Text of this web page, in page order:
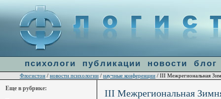
: file_get_contents(http://ulogin.ru/token.php?token=&host=flogiston.ru) [
III Межрегиональная
психологи публикации новости блог
Флогистон / новости психологии / научные конференции / III Межрегиональная
Еще в рубрике: